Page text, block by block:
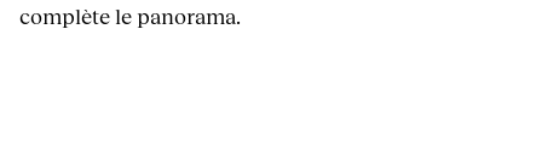
complète le panorama.